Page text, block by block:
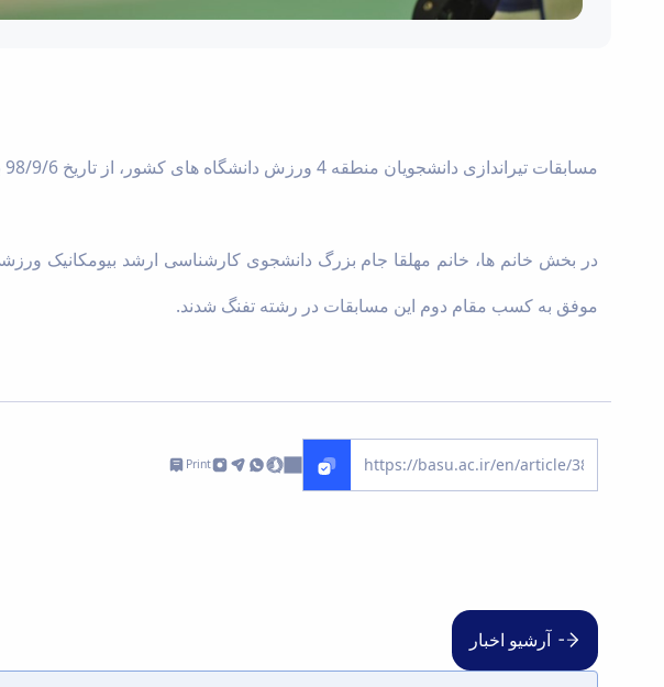
مسابقات تیراندازی دانشجویان منطقه 4 ورزش دانشگاه های کشور، از تاریخ 98/9/6 به مدت دو روز به میزبانی دانشگاه قم و در دو بخش دختران و پسران برگزار گردید.
در بخش خانم ها، خانم مهلقا جام بزرگ دانشجوی کارشناسی ارشد بیومکانیک
موفق به کسب مقام دوم این مسابقات در رشته تفنگ شدند.
Print
آرشیو اخبار